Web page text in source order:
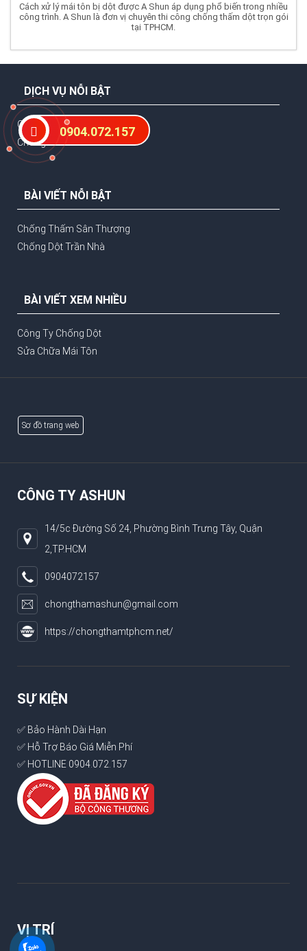
Cách xử lý mái tôn bị dột được A Shun áp dụng phổ biến trong nhiều
công trình. A Shun là đơn vị chuyên thi công chống thấm dột trọn gói
tại TPHCM.
DỊCH VỤ NỖI BẬT
Chống Thấm Nhà Vệ Sinh
Chống Thấm Sàn Mái
BÀI VIẾT NỖI BẬT
Chống Thấm Sân Thượng
Chống Dột Trần Nhà
BÀI VIẾT XEM NHIỀU
Công Ty Chống Dột
Sửa Chữa Mái Tôn
Sơ đồ trang web
CÔNG TY ASHUN
14/5c Đường Số 24, Phường Bình Trưng Tây, Quận
2,TP.HCM
0904072157
chongthamashun@gmail.com
https://chongthamtphcm.net/
SỰ KIỆN
✅ Bảo Hành Dài Hạn
✅ Hỗ Trợ Báo Giá Miễn Phí
✅ HOTLINE 0904.072.157
VỊ TRÍ
0904.072.157